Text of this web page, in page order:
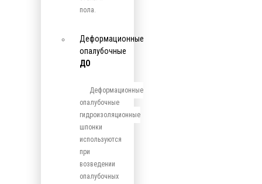
пола.
Деформационные
опалубочные
ДО
Деформационные
опалубочные
гидроизоляционные
шпонки
используются
при
возведении
опалубочных